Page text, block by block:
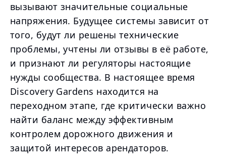
вызывают значительные социальные
напряжения. Будущее системы зависит от
того, будут ли решены технические
проблемы, учтены ли отзывы в её работе,
и признают ли регуляторы настоящие
нужды сообщества. В настоящее время
Discovery Gardens находится на
переходном этапе, где критически важно
найти баланс между эффективным
контролем дорожного движения и
защитой интересов арендаторов.